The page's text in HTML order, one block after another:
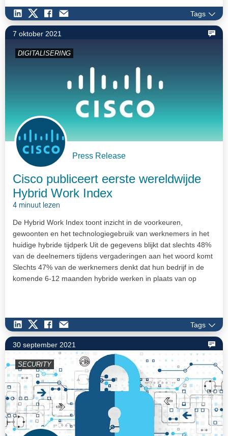
Tags
7 oktober 2021
DIGITALISERING
Press Release
Cisco publiceert eerste wereldwijde
Hybrid Work Index
4 minuut lezen
De Hybrid Work Index toont inzicht in de voorkeuren,
gewoonten en het technologiegebruik van werknemers in het
huidige hybride tijdperk Uit de gegevens blijkt dat slechts 48%
van de deelnemers tijdens vergaderingen aan het woord komt
Slechts 47% van de werknemers denkt dat hun bedrijf in de
komende 6-12 maanden hybride werken in plaats van op
Tags
30 september 2021
SECURITY